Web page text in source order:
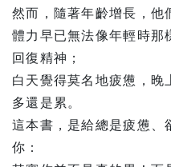
然而，隨著年齡增長，
體力早已無法像年輕時那
回復精神；
白天覺得莫名地疲憊，晚
多還是累。
這本書，是給總是疲憊、
你：